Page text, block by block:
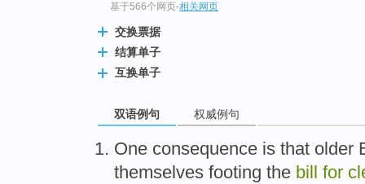
基于566个网页-相关网页
交换票据
结算单子
互换单子
双语例句 权威例句
One consequence is that older
themselves footing the bill for